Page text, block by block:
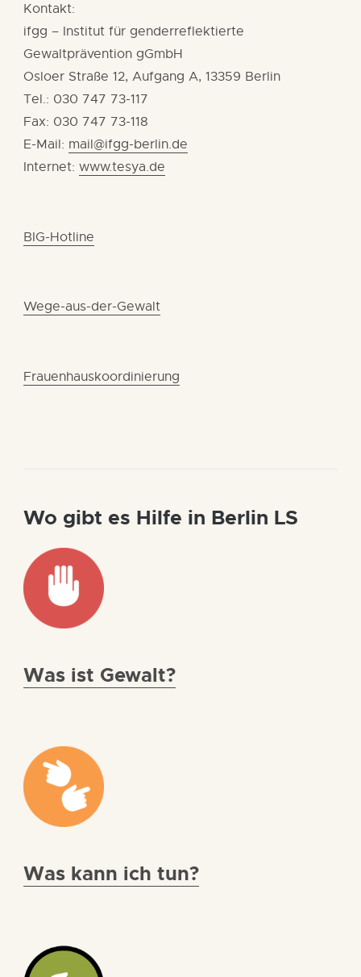
Kontakt:
ifgg – Institut für genderreflektierte
Gewaltprävention gGmbH
Osloer Straße 12, Aufgang A, 13359 Berlin
Tel.: 030 747 73-117
Fax: 030 747 73-118
E-Mail: mail@ifgg-berlin.de
Internet: www.tesya.de
BIG-Hotline
Wege-aus-der-Gewalt
Frauenhauskoordinierung
Wo gibt es Hilfe in Berlin LS
Was ist Gewalt?
Was kann ich tun?